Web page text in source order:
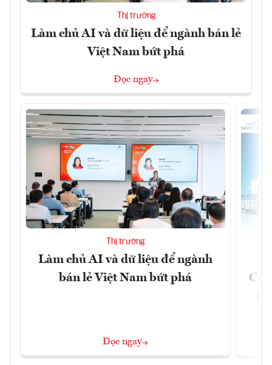
Thị trường
Làm chủ AI và dữ liệu để ngành bán lẻ
Việt Nam bứt phá
Đọc ngay
Thị trường
Làm chủ AI và dữ liệu để ngành
bán lẻ Việt Nam bứt phá
Đọc ngay